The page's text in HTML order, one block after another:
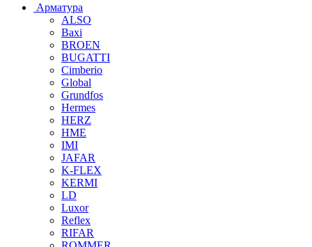
Арматура
ALSO
Baxi
BROEN
BUGATTI
Cimberio
Global
Grundfos
Hermes
HERZ
HME
IMI
JAFAR
K-FLEX
KERMI
LD
Luxor
Reflex
RIFAR